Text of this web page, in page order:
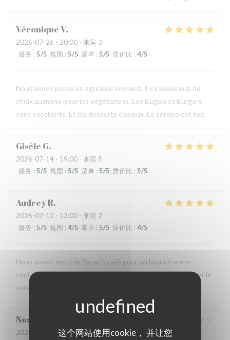
这个网站使用cookie， 并让您
VéroniqueV
2026-07-26 - 20:00 - 来宾 3
服务 : 5/5 氛围 : 5/5 菜单 : 5/5 质价比 : 4/5
Nous avons passé un agréable moment, il y a beaucoup de
choix au menu pour les végétariens. Les Bagels et Burgers
sont excellents. Et les desserts copieux. Le service est top.
Gisèle G
2026-07-14 - 19:00 - 来宾 5
服务 : 5/5 氛围 : 5/5 菜单 :5/5 质价比 :5/5
AudreyR
2026-07-12 - 12:00 - 来宾 2
服务 : 5/5 氛围 : 4/5 菜单 : 5/5 质价比 : 4/5
Nous avons testé le Sister's café pour un brunch entre
copines et n'avons pas été déçues : le menu est copieux et le
service très agréable.
Noah
2026-07-07
- 19:30 - 来宾 6